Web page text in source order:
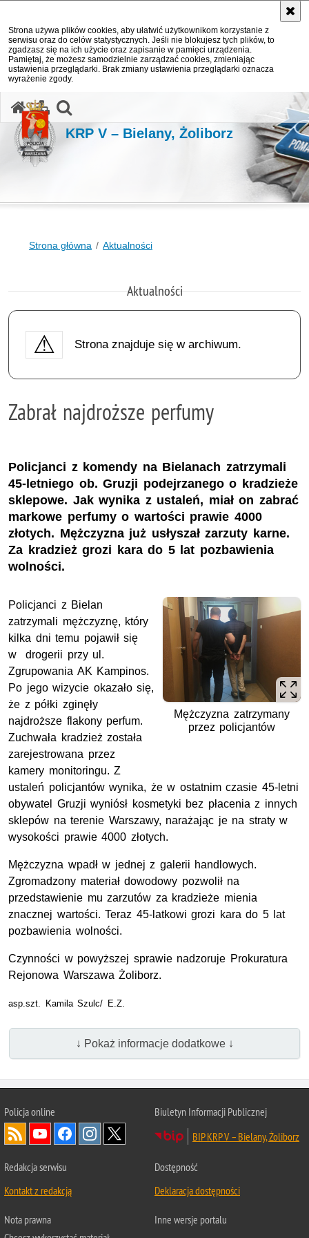
Strona używa plików cookies, aby ułatwić użytkownikom korzystanie z
serwisu oraz do celów statystycznych. Jeśli nie blokujesz tych plików, to
zgadzasz się na ich użycie oraz zapisanie w pamięci urządzenia.
Pamiętaj, że możesz samodzielnie zarządzać cookies, zmieniając
ustawienia przeglądarki. Brak zmiany ustawienia przeglądarki oznacza
wyrażenie zgody.
KRP V – Bielany, Żoliborz
Strona główna Aktualności
Aktualności
Strona znajduje się w archiwum.
Zabrał najdroższe perfumy
Policjanci z komendy na Bielanach zatrzymali
45-letniego ob. Gruzji podejrzanego o kradzieże
sklepowe. Jak wynika z ustaleń, miał on zabrać
markowe perfumy o wartości prawie 4000
złotych. Mężczyzna już usłyszał zarzuty karne.
Za kradzież grozi kara do 5 lat pozbawienia
wolności.
Mężczyzna zatrzymany
przez policjantów
Policjanci z Bielan
zatrzymali mężczyznę, który
kilka dni temu pojawił się
wdrogerii przy ul.
Zgrupowania AK Kampinos.
Po jego wizycie okazało się,
że z półki zginęły
najdroższe flakony perfum.
Zuchwała kradzież została
zarejestrowana przez
kamery monitoringu. Z
ustaleń policjantów wynika, żew ostatnim czasie 45-letni
obywatel Gruzji wyniósł kosmetyki bez płacenia z innych
sklepów na terenie Warszawy, narażając je na straty w
wysokości prawie 4000 złotych.
Mężczyzna wpadł w jednej z galerii handlowych.
Zgromadzony materiał dowodowy pozwolił na
przedstawienie mu zarzutów za kradzieże mienia
znacznej wartości. Teraz 45-latkowi grozi kara do 5 lat
pozbawienia wolności.
Czynności w powyższej sprawie nadzoruje Prokuratura
Rejonowa Warszawa Żoliborz.
asp.szt. Kamila Szulc/ E.Z.
↓ Pokaż informacje dodatkowe ↓
Policja online
Biuletyn Informacji Publicznej
BIP KRP V – Bielany, Żoliborz
Redakcja serwisu
Kontakt z redakcją
Dostępność
Deklaracja dostępności
Nota prawna
Inne wersje portalu